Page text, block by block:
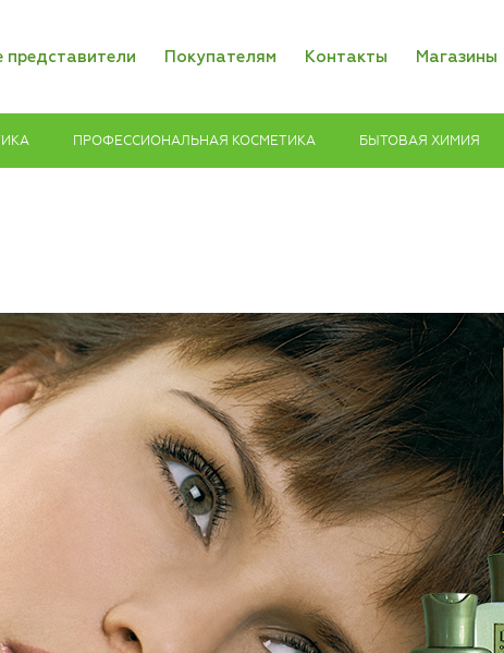
представители Покупателям Контакты Магазины
ПРОФЕССИОНАЛЬНАЯ КОСМЕТИКА БЫТОВАЯ ХИМИЯ